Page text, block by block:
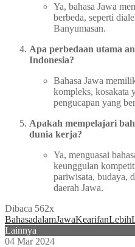
Ya, bahasa Jawa
berbeda, seperti
Banyumasan.
Apa perbedaan utama
Indonesia?
Bahasa Jawa
kompleks, kosakata
pengucapan yang
Apakah mempelajari
dunia kerja?
Ya, menguasai
keunggulan
pariwisata, budaya,
daerah Jawa.
Dibaca 562x
BahasadalamJawaKearifanLebih
Lainnya
04 Mar 2024